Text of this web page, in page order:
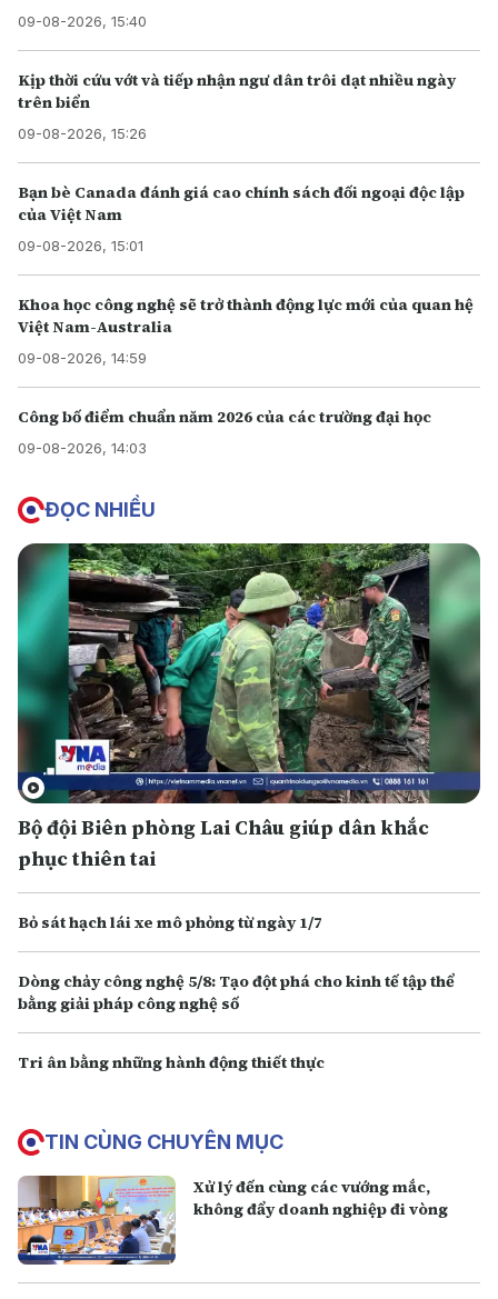
TIN CÙNG CHUYÊN MỤC
Xử lý đến cùng các vướng mắc,
không đẩy doanh nghiệp đi vòng
09-08-2026, 15:40
Kịp thời cứu vớt và tiếp nhận ngư dân trôi dạt nhiều ngày
trên biển
09-08-2026, 15:26
Bạn bè Canada đánh giá cao chính sách đối ngoại độc lập
của Việt Nam
09-08-2026, 15:01
Khoa học công nghệ sẽ trở thành động lực mới của quan hệ
Việt Nam-Australia
09-08-2026, 14:59
Công bố điểm chuẩn năm 2026 của các trường đại học
09-08-2026, 14:03
ĐỌC NHIỀU
Bộ đội Biên phòng Lai Châu giúp dân khắc
phục thiên tai
Bỏ sát hạch lái xe mô phỏng từ ngày 1/7
Dòng chảy công nghệ 5/8: Tạo đột phá cho kinh tế tập thể
bằng giải pháp công nghệ số
Tri ân bằng những hành động thiết thực